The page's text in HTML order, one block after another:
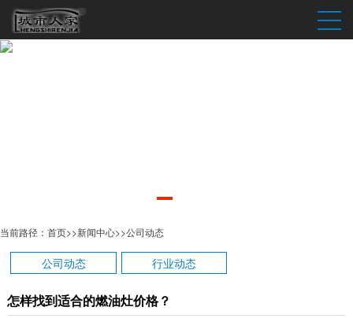
当前路径： 首页>>新闻中心>>公司动态
公司动态 行业动态
怎样找到适合的燃油灶价格？